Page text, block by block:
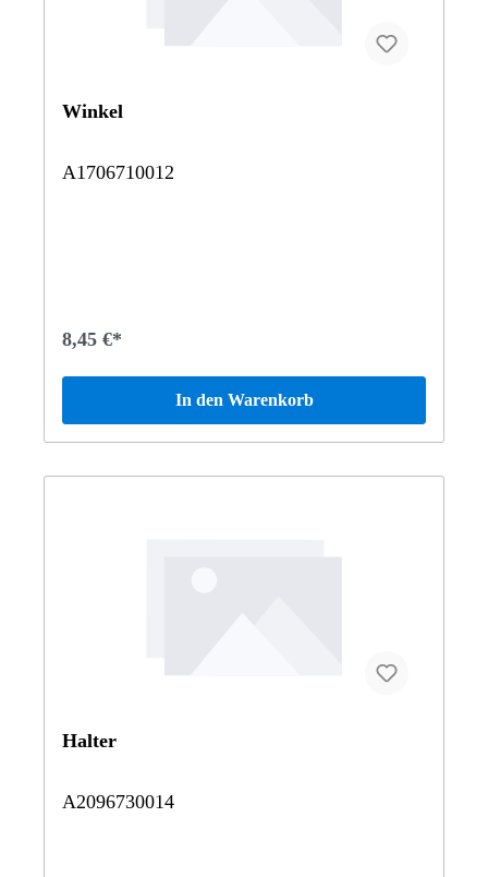
Winkel
A1706710012
8,45 €*
In den Warenkorb
Halter
A2096730014